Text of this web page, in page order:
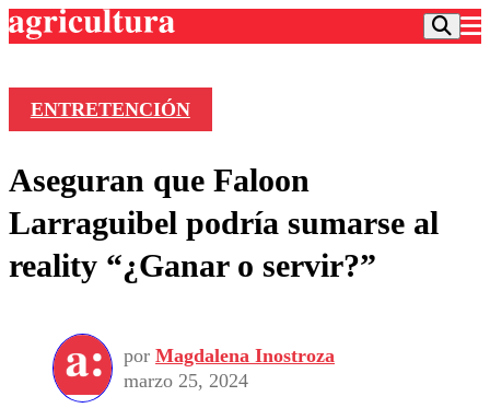
Frecuencias
Agricultura TV
Deportes
Colo Colo
Seleccion Chilena
Torneo Internacional
Entretención
Economía
Internacional
Publicaciones en medios
Opinión
ENTRETENCIÓN
Aseguran que Faloon
Larraguibel podría sumarse al
reality “¿Ganar o servir?”
por Magdalena Inostroza
marzo 25, 2024